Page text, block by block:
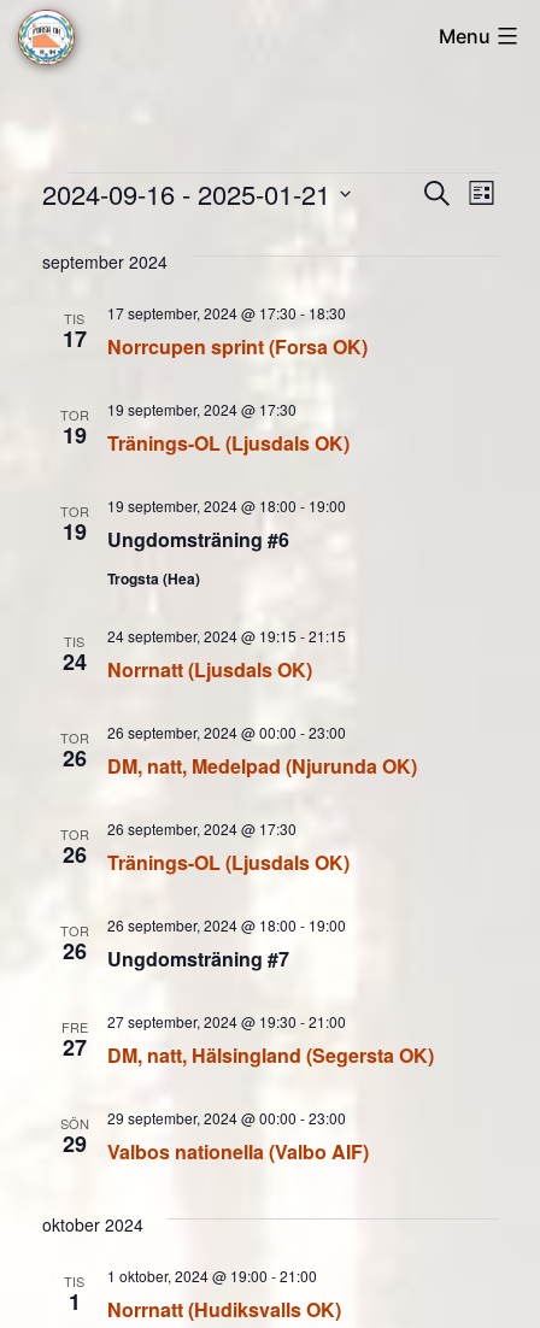
Skip
to
OK
Menu
Evenemang Sök Lista
2024-09-16 - 2025-01-21
datum.
september 2024
TIS
17 Norrcupen sprint (Forsa OK)
17 september, 2024 @ 17:30-18:30
TOR
19 Tränings-OL (Ljusdals OK)
19 september, 2024 @ 17:30
TOR
19 Ungdomsträning #6
19 september, 2024 @ 18:00 - 19:00
Trogsta (Hea)
TIS
24 Norrnatt (Ljusdals OK)
24 september, 2024 @ 19:15 -21:15
TOR
26 DM, natt, Medelpad (Njurunda OK)
26 september, 2024 @ 00:00 -23:00
TOR
26 Tränings-OL (Ljusdals OK)
26 september, 2024 @ 17:30
TOR
26 Ungdomsträning #7
26 september, 2024 @ 18:00 - 19:00
FRE
27 DM, natt, Hälsingland (Segersta OK)
27 september, 2024 @ 19:30 -21:00
SÖN
29 Valbos nationella (Valbo AIF)
29 september, 2024 @ 00:00 -23:00
oktober 2024
TIS
1 Norrnatt (Hudiksvalls OK)
1 oktober, 2024 @ 19:00 -21:00